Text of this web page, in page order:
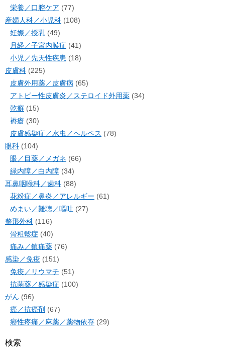
栄養／口腔ケア (77)
産婦人科／小児科 (108)
妊娠／授乳 (49)
月経／子宮内膜症 (41)
小児／先天性疾患 (18)
皮膚科 (225)
皮膚外用薬／皮膚病 (65)
アトピー性皮膚炎／ステロイド外用薬 (34)
乾癬 (15)
褥瘡 (30)
皮膚感染症／水虫／ヘルペス (78)
眼科 (104)
眼／目薬／メガネ (66)
緑内障／白内障 (34)
耳鼻咽喉科／歯科 (88)
花粉症／鼻炎／アレルギー (61)
めまい／難聴／嘔吐 (27)
整形外科 (116)
骨粗鬆症 (40)
痛み／鎮痛薬 (76)
感染／免疫 (151)
免疫／リウマチ (51)
抗菌薬／感染症 (100)
がん (96)
癌／抗癌剤 (67)
癌性疼痛／麻薬／薬物依存 (29)
検索